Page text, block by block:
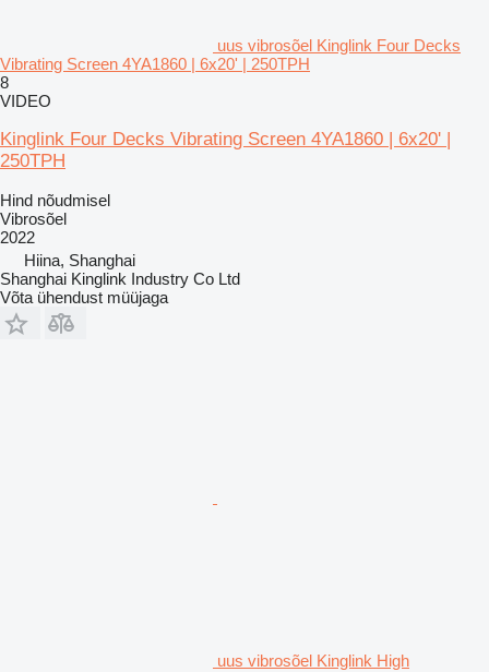
uus vibrosõel Kinglink Four Decks
Vibrating Screen 4YA1860 | 6x20' | 250TPH
8
VIDEO
Kinglink Four Decks Vibrating Screen 4YA1860 | 6x20' |
250TPH
Hind nõudmisel
Vibrosõel
2022
Hiina, Shanghai
Shanghai Kinglink Industry Co Ltd
Võta ühendust müüjaga
uus vibrosõel Kinglink High